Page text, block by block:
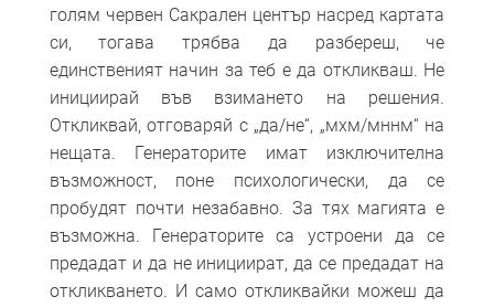
голям червен Сакрален център насред картата
си, тогава трябва да разбереш, че
единственият начин за теб е да откликваш. Не
инициирай във взимането на решения.
Откликвай, отговаряй с „да/не“, „мхм/мннм“ на
нещата. Генераторите имат изключителна
възможност, поне психологически, да се
пробудят почти незабавно. За тях магията е
възможна. Генераторите са устроени да се
предадат и да не инициират, да се предадат на
откликването. И само откликвайки можеш да